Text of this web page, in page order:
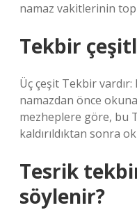
namaz vakitlerinin
Tekbir
Üç çeşit Tekbir
namazdan önce
mezheplere göre, bu
kaldırıldıktan sonra
Tesrik
söylenir?